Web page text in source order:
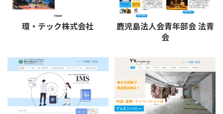
環・テック株式会社
鹿児島法人会青年部会 法青
会